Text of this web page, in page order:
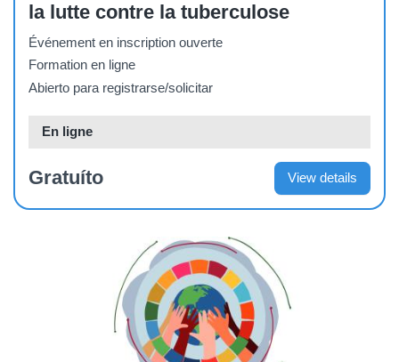
la lutte contre la tuberculose
Événement en inscription ouverte
Formation en ligne
Abierto para registrarse/solicitar
En ligne
Gratuíto View details